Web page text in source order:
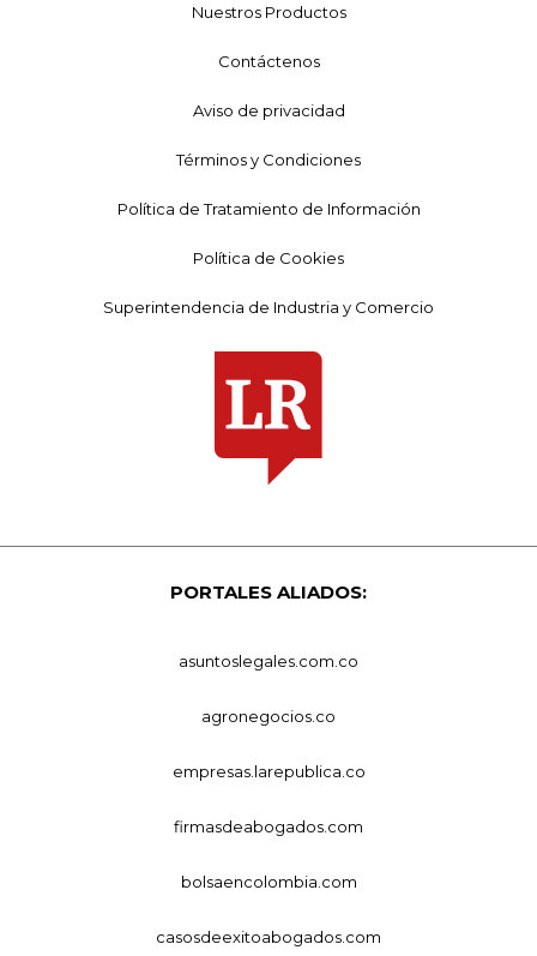
Nuestros Productos
Contáctenos
Aviso de privacidad
Términos y Condiciones
Política de Tratamiento de Información
Política de Cookies
Superintendencia de Industria y Comercio
PORTALES ALIADOS:
asuntoslegales.com.co
agronegocios.co
empresas.larepublica.co
firmasdeabogados.com
bolsaencolombia.com
casosdeexitoabogados.com